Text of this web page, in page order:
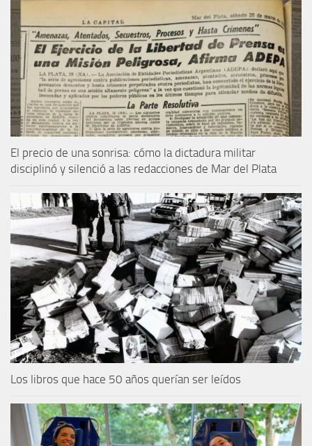
El precio de una sonrisa: cómo la dictadura militar
disciplinó y silenció a las redacciones de Mar del Plata
Los libros que hace 50 años querían ser leídos